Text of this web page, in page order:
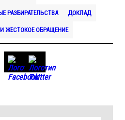
РАЗБИРАТЕЛЬСТВА ДОКЛАД
ЖЕСТОКОЕ ОБРАЩЕНИЕ